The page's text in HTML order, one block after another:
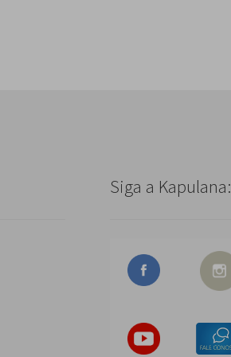
Siga a Kapulana: